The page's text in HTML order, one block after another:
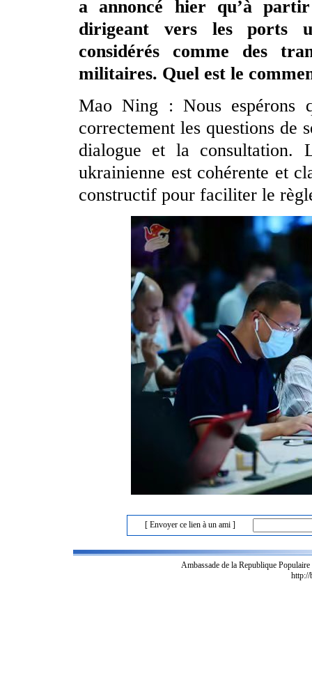
a annoncé hier qu’à
dirigeant vers les ports
considérés comme des
militaires. Quel est le
Mao Ning : Nous espérons
correctement les questions de
dialogue et la
ukrainienne est cohérente et
constructif pour faciliter le
[ Envoyer ce lien à un ami ]
Ambassade de la Republique
http://